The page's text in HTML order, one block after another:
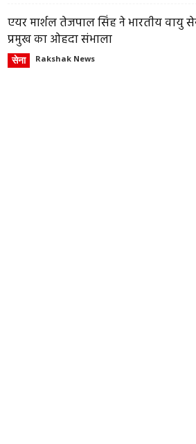
एयर मार्शल तेजपाल सिंह ने भारतीय वायु
प्रमुख का ओहदा संभाला
सेना Rakshak News